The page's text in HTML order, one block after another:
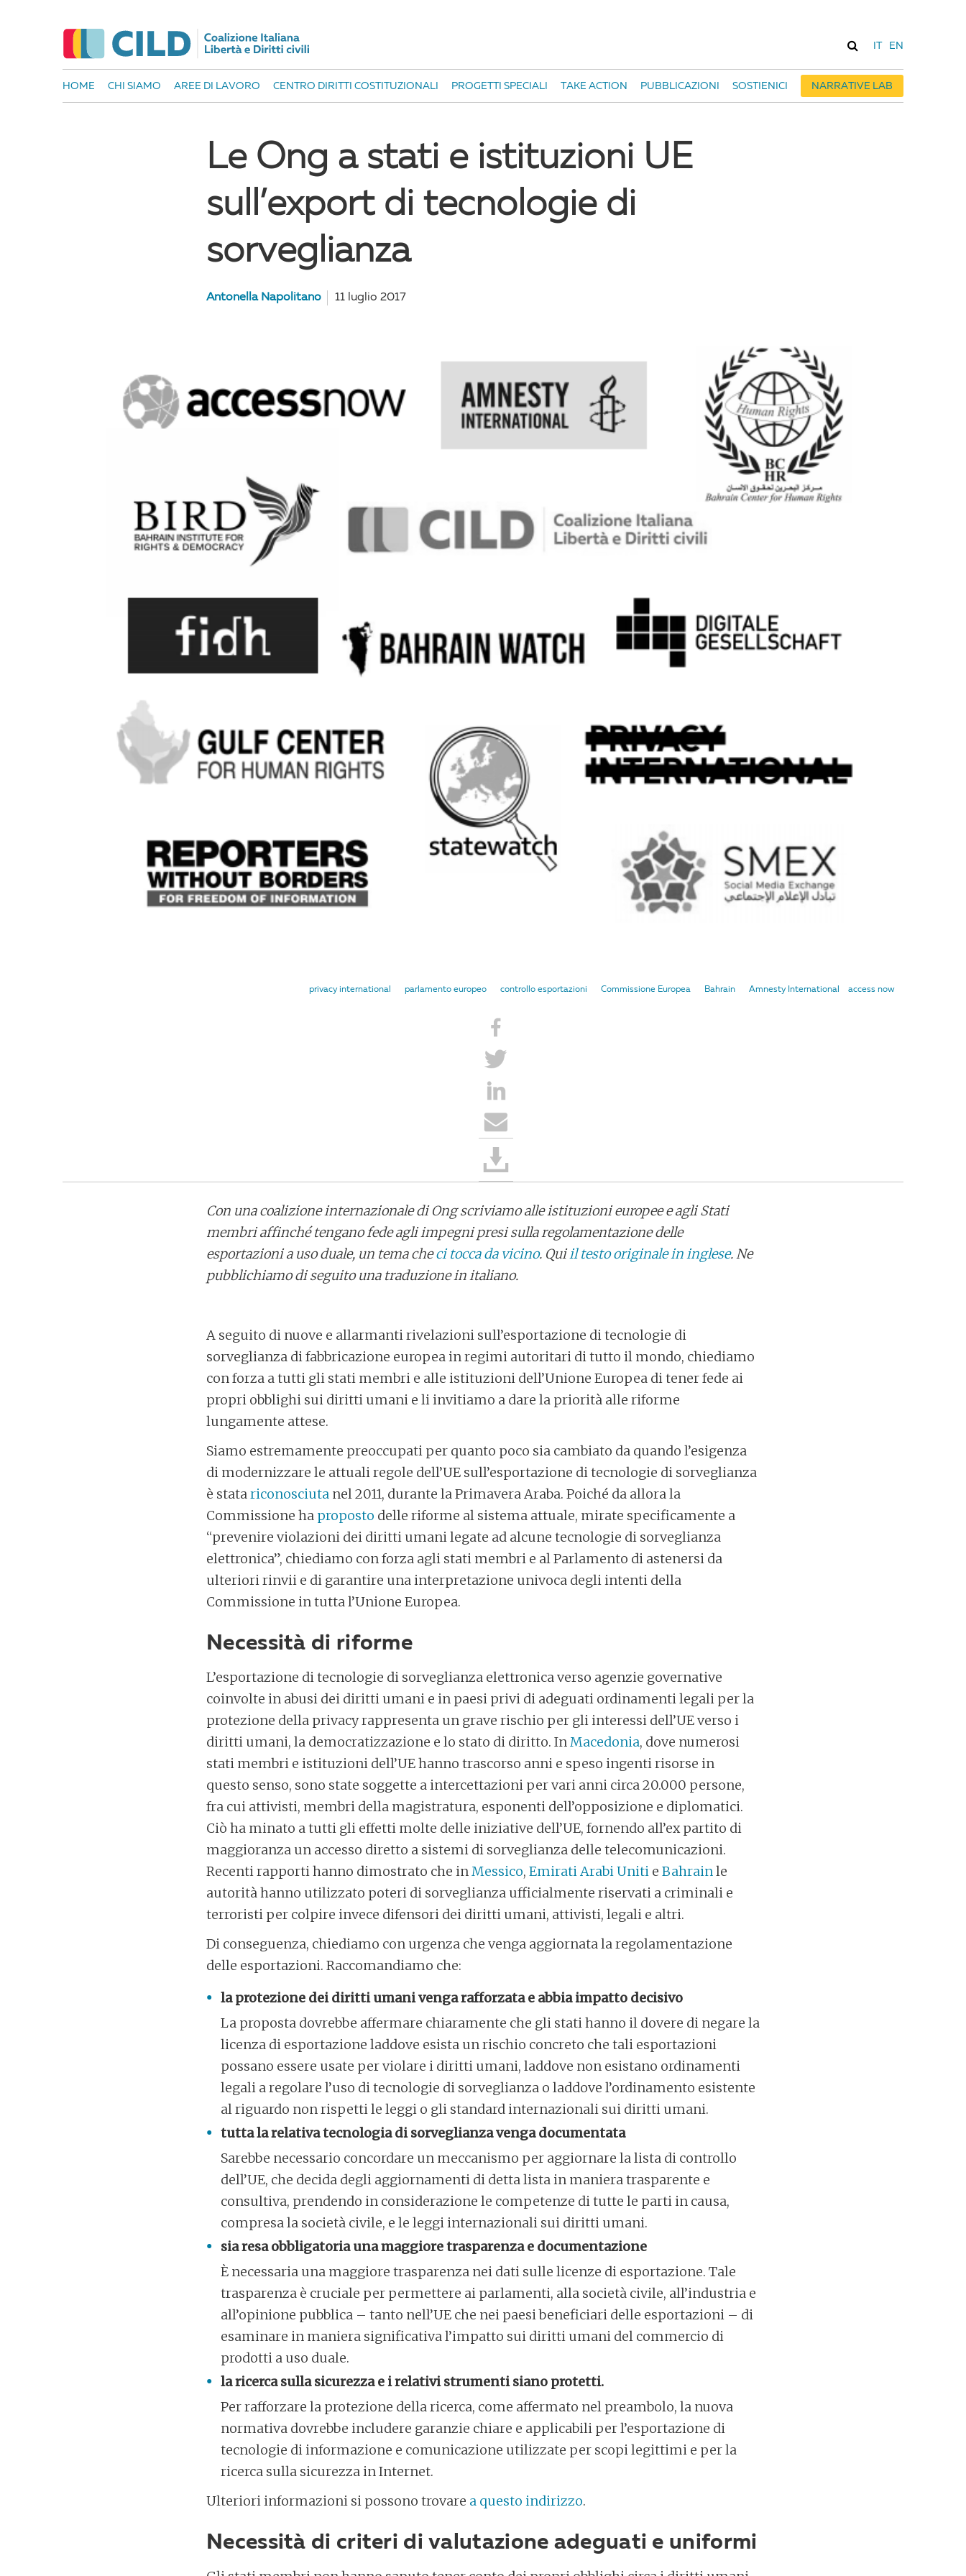
EN
HOME CHI SIAMO AREE DI LAVORO CENTRO DIRITTI COSTITUZIONALI PROGETTI SPECIALI TAKE ACTION PUBBLICAZIONI SOSTIENICI NARRATIVE LAB
Le Ong a stati e istituzioni UE
sull’export di tecnologie di
sorveglianza
Antonella Napolitano 11 luglio 2017
access now
Amnesty International
Bahrain
Commissione Europea
controllo esportazioni
parlamento europeo
privacy international
Con una coalizione internazionale di Ong scriviamo alle istituzioni europee e agli Stati
membri affinché tengano fede agli impegni presi sulla regolamentazione delle
esportazioni a uso duale, un tema checi tocca da vicino. Quiil testo originale in inglese. Ne
pubblichiamo di seguito una traduzione in italiano.
A seguito di nuove e allarmanti rivelazioni sull’esportazione di tecnologie di
sorveglianza di fabbricazione europea in regimi autoritari di tutto il mondo, chiediamo
con forza a tutti gli stati membri e alle istituzioni dell’Unione Europea di tener fede ai
propri obblighi sui diritti umani e li invitiamo a dare la priorità alle riforme
lungamente attese.
Siamo estremamente preoccupati per quanto poco sia cambiato da quando l’esigenza
di modernizzare le attuali regole dell’UE sull’esportazione di tecnologie di sorveglianza
è statariconosciuta nel 2011, durante la Primavera Araba. Poiché da allora la
Commissione ha proposto delle riforme al sistema attuale, mirate specificamente a
“prevenire violazioni dei diritti umani legate ad alcune tecnologie di sorveglianza
elettronica”, chiediamo con forza agli stati membri e al Parlamento di astenersi da
ulteriori rinvii e di garantire una interpretazione univoca degli intenti della
Commissione in tutta l’Unione Europea.
Necessità di riforme
L’esportazione di tecnologie di sorveglianza elettronica verso agenzie governative
coinvolte in abusi dei diritti umani e in paesi privi di adeguati ordinamenti legali per la
protezione della privacy rappresenta un grave rischio per gli interessi dell’UE verso i
diritti umani, la democratizzazione e lo stato di diritto. InMacedonia, dove numerosi
stati membri e istituzioni dell’UE hanno trascorso anni e speso ingenti risorse in
questo senso, sono state soggette a intercettazioni per vari anni circa 20.000 persone,
fra cui attivisti, membri della magistratura, esponenti dell’opposizione e diplomatici.
Ciò ha minato a tutti gli effetti molte delle iniziative dell’UE, fornendo all’ex partito di
maggioranza un accesso diretto a sistemi di sorveglianza delle telecomunicazioni.
Recenti rapporti hanno dimostrato che inMessico, Emirati Arabi Uniti e Bahrainle
autorità hanno utilizzato poteri di sorveglianza ufficialmente riservati a criminali e
terroristi per colpire invece difensori dei diritti umani, attivisti, legali e altri.
Di conseguenza, chiediamo con urgenza che venga aggiornata la regolamentazione
delle esportazioni. Raccomandiamo che:
la protezione dei diritti umani venga rafforzata e abbia impatto decisivo
La proposta dovrebbe affermare chiaramente che gli stati hanno il dovere di negare la
licenza di esportazione laddove esista un rischio concreto che tali esportazioni
possano essere usate per violare i diritti umani, laddove non esistano ordinamenti
legali a regolare l’uso di tecnologie di sorveglianza o laddove l’ordinamento esistente
al riguardo non rispetti le leggi o gli standard internazionali sui diritti umani.
tutta la relativa tecnologia di sorveglianza venga documentata
Sarebbe necessario concordare un meccanismo per aggiornare la lista di controllo
dell’UE, che decida degli aggiornamenti di detta lista in maniera trasparente e
consultiva, prendendo in considerazione le competenze di tutte le parti in causa,
compresa la società civile, e le leggi internazionali sui diritti umani.
sia resa obbligatoria una maggiore trasparenza e documentazione
È necessaria una maggiore trasparenza nei dati sulle licenze di esportazione. Tale
trasparenza è cruciale per permettere ai parlamenti, alla società civile, all’industria e
all’opinione pubblica – tanto nell’UE che nei paesi beneficiari delle esportazioni – di
esaminare in maniera significativa l’impatto sui diritti umani del commercio di
prodotti a uso duale.
la ricerca sulla sicurezza e i relativi strumenti siano protetti.
Per rafforzare la protezione della ricerca, come affermato nel preambolo, la nuova
normativa dovrebbe includere garanzie chiare e applicabili per l’esportazione di
tecnologie di informazione e comunicazione utilizzate per scopi legittimi e per la
ricerca sulla sicurezza in Internet.
Ulteriori informazioni si possono trovare a questo indirizzo.
Necessità di criteri di valutazione adeguati e uniformi